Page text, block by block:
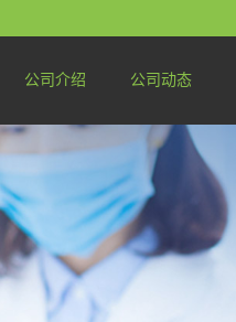
公司介绍 公司动态